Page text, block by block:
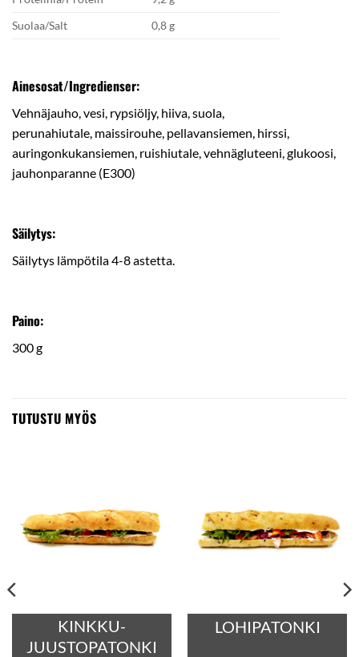
Suolaa/Salt
0,8 g
Ainesosat/Ingredienser:
Vehnäjauho, vesi, rypsiöljy, hiiva, suola,
perunahiutale, maissirouhe, pellavansiemen, hirssi,
auringonkukansiemen, ruishiutale, vehnägluteeni, glukoosi,
jauhonparanne (E300)
Säilytys:
Säilytys lämpötila 4-8 astetta.
Paino:
300 g
TUTUSTU MYÖS
KINKKU-
JUUSTOPATONKI
LOHIPATONKI